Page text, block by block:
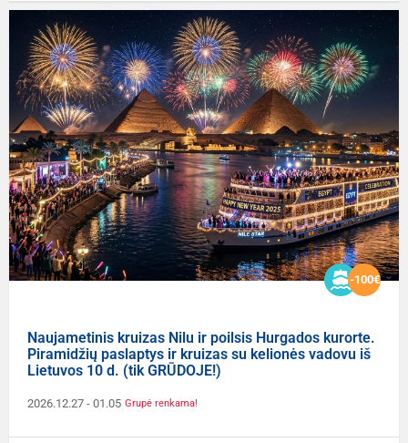
-100€
Naujametinis kruizas Nilu ir poilsis Hurgados kurorte.
Piramidžių paslaptys ir kruizas su kelionės vadovu iš
Lietuvos 10 d. (tik GRŪDOJE!)
2026.12.27 - 01.05 Grupė renkama!